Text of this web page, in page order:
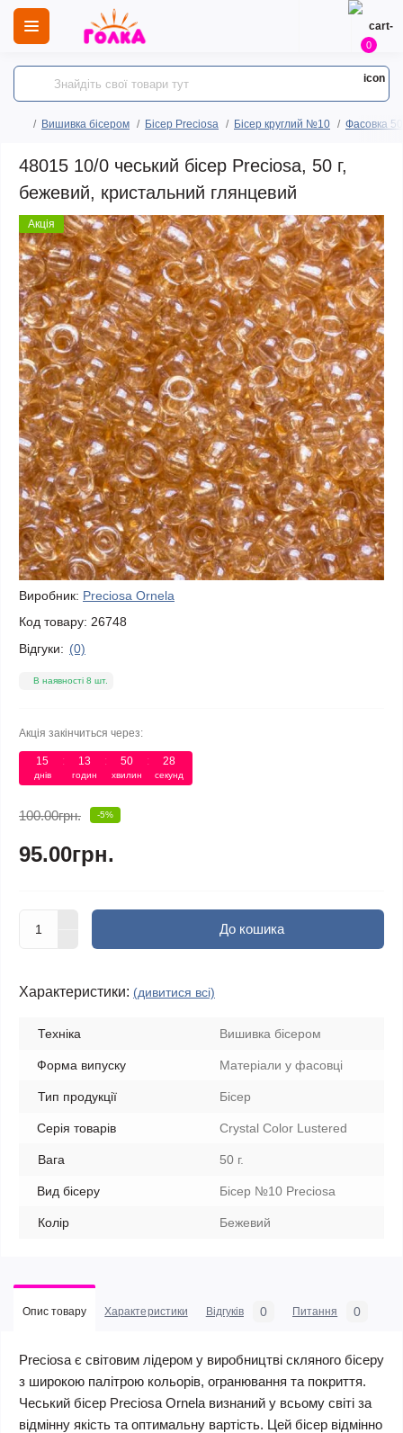
0
Вишивка бісером Бісер Preciosa Бісер круглий №10 Фасовка
48015 10/0 чеський бісер Preciosa, 50 г,
бежевий, кристальний глянцевий
Акція
Виробник: Preciosa Ornela
Код товару: 26748
Відгуки: (0)
В наявності 8 шт.
Акція закінчиться через:
15
днів
13
годин
50
хвилин
28
секунд
100.00грн. -5%
95.00грн.
До кошика
Характеристики: (дивитися всі)
Техніка Вишивка бісером
Форма випуску Матеріали у фасовці
Тип продукції Бісер
Серія товарів Crystal Color Lustered
Вага 50 г.
Вид бісеру Бісер №10 Preciosa
Колір Бежевий
Опис товару Характеристики Відгуків 0 Питання 0
Preciosa є світовим лідером у виробництві скляного бісеру
з широкою палітрою кольорів, огранювання та покриття.
Чеський бісер Preciosa Ornela визнаний у всьому світі за
відмінну якість та оптимальну вартість. Цей бісер відмінно